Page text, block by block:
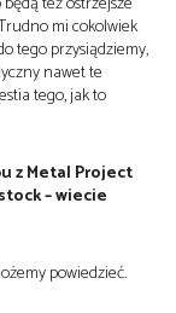
mi cokolwiek
tego przysiądziemy,
nawet te
tego, jak to
z Metal Project
– wiecie
powiedzieć.